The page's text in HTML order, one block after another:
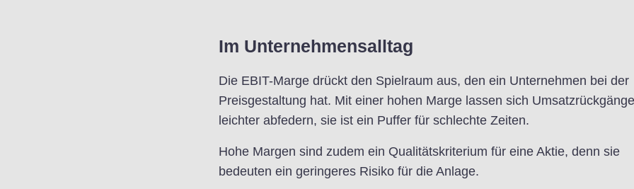
Im Unternehmensalltag
Die EBIT-Marge drückt den Spielraum aus, den ein Unternehmen bei der
Preisgestaltung hat. Mit einer hohen Marge lassen sich Umsatzrückgänge
leichter abfedern, sie ist ein Puffer für schlechte Zeiten.
Hohe Margen sind zudem ein Qualitätskriterium für eine Aktie, denn sie
bedeuten ein geringeres Risiko für die Anlage.